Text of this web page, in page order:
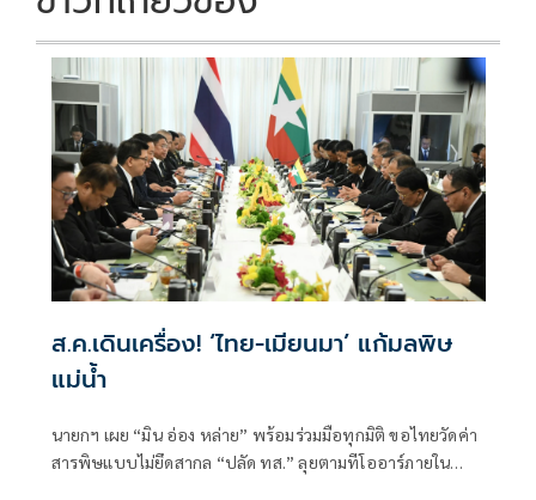
ส.ค.เดินเครื่อง! ‘ไทย-เมียนมา’ แก้มลพิษ
แม่นํ้า
นายกฯ เผย “มิน อ่อง หล่าย” พร้อมร่วมมือทุกมิติ ขอไทยวัดค่า
สารพิษแบบไม่ยึดสากล “ปลัด ทส.” ลุยตามทีโออาร์ภายใน